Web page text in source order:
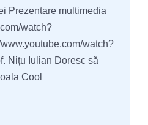
Prezentare multimedia
watch?
watch?
Nițu Iulian Doresc să
Cool